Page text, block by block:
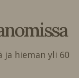
ja hieman yli 60